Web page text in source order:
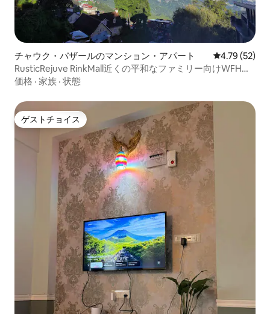
チャウク・バザールのマンション・アパート レビュー52
4.79 (52)
RusticRejuve RinkMall近くの平和なファミリー向けWFH滞
在
価格 · 家族 · 状態
ゲストチョイス
ゲストチョイス